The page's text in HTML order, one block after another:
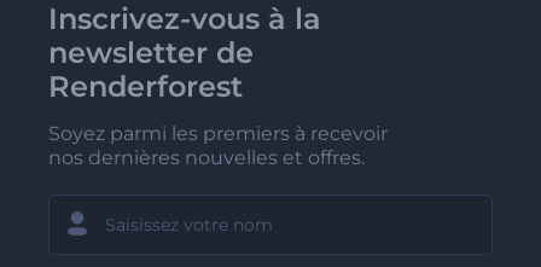
Inscrivez-vous à la
newsletter de
Renderforest
Soyez parmi les premiers à recevoir
nos dernières nouvelles et offres.